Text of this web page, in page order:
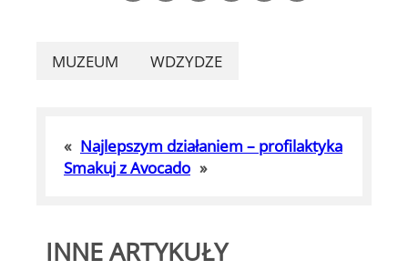
MUZEUM WDZYDZE
« Najlepszym działaniem – profilaktyka
Smakuj z Avocado »
INNE ARTYKUŁY